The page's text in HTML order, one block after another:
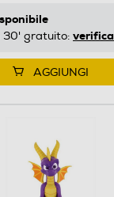
30' gratuito: verifica
AGGIUNGI